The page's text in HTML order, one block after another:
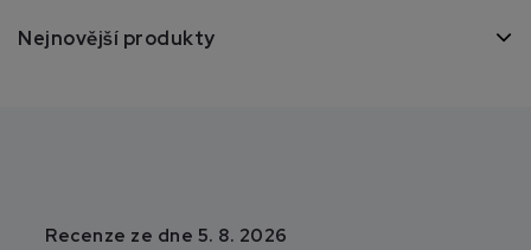
Nejnovější produkty
Recenze ze dne 5. 8. 2026